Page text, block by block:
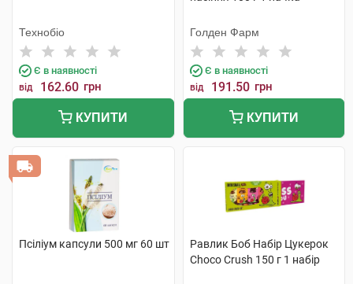
Технобіо
Є в наявності
від 162.60 грн
КУПИТИ
Голден Фарм
Є в наявності
від 191.50 грн
КУПИТИ
Псіліум капсули 500 мг 60 шт
Равлик Боб Набір Цукерок
Choco Crush 150 г 1 набір